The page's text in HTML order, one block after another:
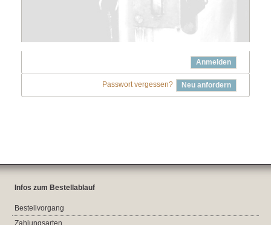
Anmelden
Passwort vergessen? Neu anfordern
Infos zum Bestellablauf
Bestellvorgang
Zahlungsarten